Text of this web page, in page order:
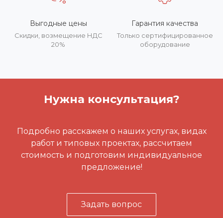
Выгодные цены
Скидки, возмещение НДС
20%
Гарантия качества
Только сертифицированное
оборудование
Нужна консультация?
Подробно расскажем о наших услугах, видах
работ и типовых проектах, рассчитаем
стоимость и подготовим индивидуальное
предложение!
Задать вопрос